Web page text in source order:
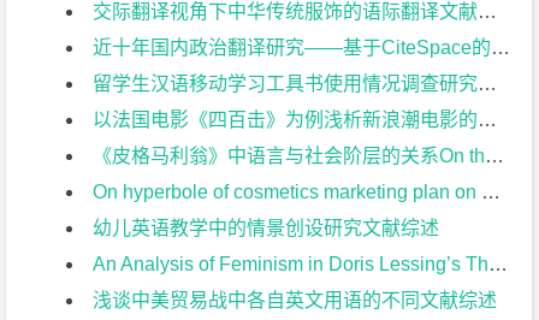
交际翻译视角下中华传统服饰的语际翻译文献综述
近十年国内政治翻译研究——基于CiteSpace的可视化分析文献综述
留学生汉语移动学习工具书使用情况调查研究文献综述
以法国电影《四百击》为例浅析新浪潮电影的艺术表现特点文献综述
《皮格马利翁》中语言与社会阶层的关系On the Relationship between Language and Social class in Pygmalion文献综述
On hyperbole of cosmetics marketing plan on Chinese social media 从夸张修辞看社交平台上的化妆品营销文案文献综述
幼儿英语教学中的情景创设研究文献综述
An Analysis of Feminism in Doris Lessing’s The Fifth Child 浅析多丽丝•莱辛《第五个孩子》中的女性主义文献综述
浅谈中美贸易战中各自英文用语的不同文献综述